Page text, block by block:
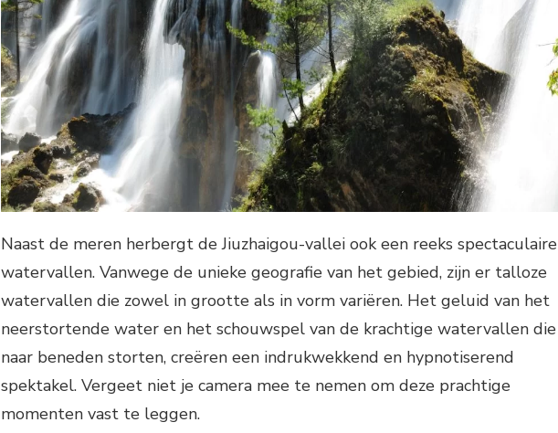
Naast de meren herbergt de Jiuzhaigou-vallei ook een reeks spectaculaire
watervallen. Vanwege de unieke geografie van het gebied, zijn er talloze
watervallen die zowel in grootte als in vorm variëren. Het geluid van het
neerstortende water en het schouwspel van de krachtige watervallen die
naar beneden storten, creëren een indrukwekkend en hypnotiserend
spektakel. Vergeet niet je camera mee te nemen om deze prachtige
momenten vast te leggen.